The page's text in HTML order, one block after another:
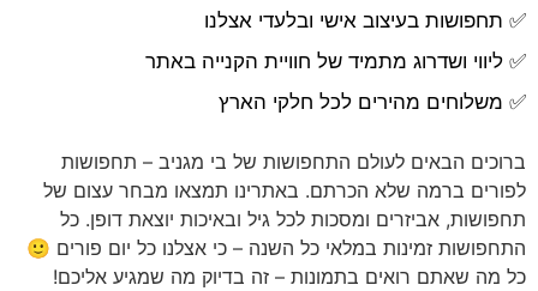
✅ תחפושות בעיצוב אישי ובלעדי אצלנו
✅ ליווי ושדרוג מתמיד של חוויית הקנייה באתר
✅ משלוחים מהירים לכל חלקי הארץ
ברוכים הבאים לעולם התחפושות של בי מגניב – תחפושות
לפורים ברמה שלא הכרתם. באתרינו תמצאו מבחר עצום של
תחפושות, אביזרים ומסכות לכל גיל ובאיכות יוצאת דופן. כל
התחפושות זמינות במלאי כל השנה – כי אצלנו כל יום פורים 🙂
כל מה שאתם רואים בתמונות – זה בדיוק מה שמגיע אליכם!